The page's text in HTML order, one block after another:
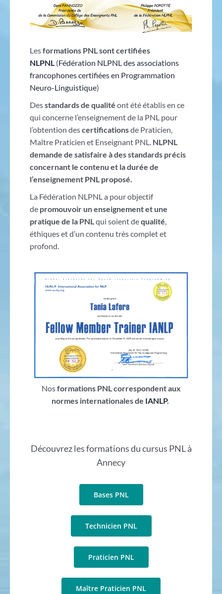
Lesformations PNL sont certifiées
NLPNL(Fédération NLPNL des associations
francophones certifiées en Programmation
Neuro-Linguistique)
Desstandards de qualité ont été établis en ce
qui concerne l’enseignement de la PNL pour
l’obtention descertificationsde Praticien,
Maître Praticien et Enseignant PNL.NLPNL
demande de satisfaire à des standards précis
concernant le contenu et la durée de
l’enseignement PNL proposé.
La Fédération NLPNL a pour objectif
de promouvoir un enseignement et une
pratique de la PNLqui soient dequalité,
éthiques et d’un contenu très complet et
profond.
Nosformations PNL correspondent aux
normes internationales de IANLP.
Découvrez les formations du cursus PNL à
Annecy
Bases PNL
Technicien PNL
Praticien PNL
Maître Praticien PNL